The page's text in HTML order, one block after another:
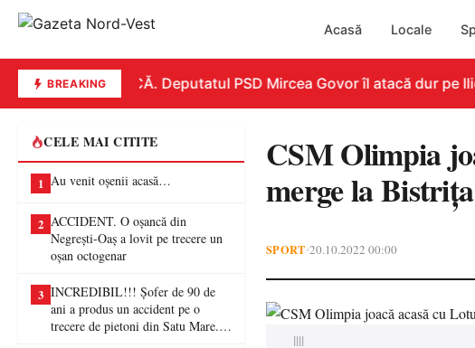
Acasă Locale
BREAKINGREPLICĂ. Deputatul PSD Mircea Govor îl atacă dur pe
CELE MAI CITITE
1 Au venit oșenii acasă…
2 ACCIDENT. O oșancă din
Negrești-Oaș a lovit pe trecere un
oșan octogenar
3 INCREDIBIL!!! Șofer de 90 de
ani a produs un accident pe o
trecere de pietoni din Satu Mare. O
CSM Olimpia
merge la Bistrița
SPORT•20.10.2022 00:00
||||